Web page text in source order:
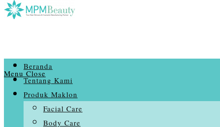
Menu Close
Beranda
Tentang Kami
Produk Maklon
Facial Care
Body Care